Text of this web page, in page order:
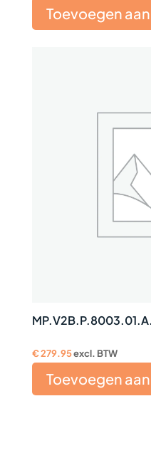
Toevoegen
€279.95excl. BTW
Toevoegen